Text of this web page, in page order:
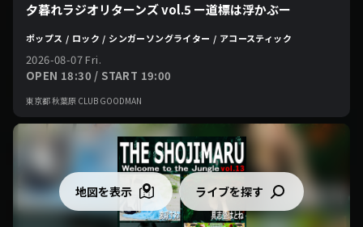
夕暮れラジオリターンズ vol.5 ー道標は浮かぶー
ポップス / ロック / シンガーソングライター / アコースティック
2026-08-07 Fri.
OPEN 18:30 / START 19:00
東京都 秋葉原 CLUB GOODMAN
地図を表示 ライブを探す